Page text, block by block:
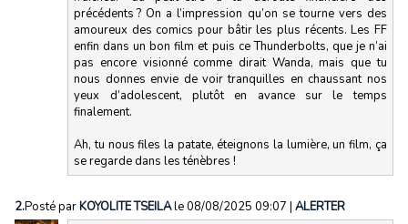
précédents ? On a l’impression qu’on se tourne vers des
amoureux des comics pour bâtir les plus récents. Les FF
enfin dans un bon film et puis ce Thunderbolts, que je n’ai
pas encore visionné comme dirait Wanda, mais que tu
nous donnes envie de voir tranquilles en chaussant nos
yeux d’adolescent, plutôt en avance sur le temps
finalement.
Ah, tu nous files la patate, éteignons la lumière, un film, ça
se regarde dans les ténèbres !
2.Posté parKOYOLITE TSEILAle 08/08/2025 09:07 | ALERTER